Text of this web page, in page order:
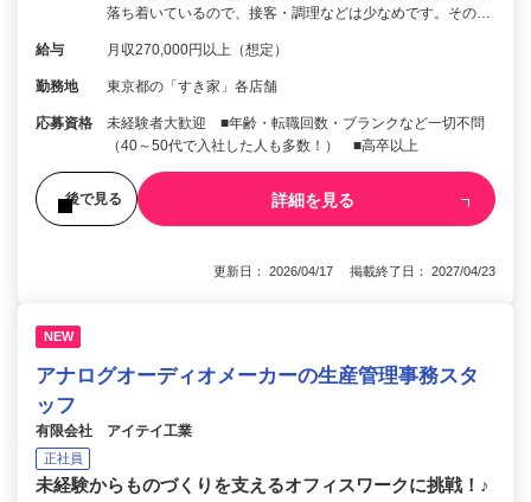
落ち着いているので、接客・調理などは少なめです。その…
給与 月収270,000円以上（想定）
勤務地 東京都の「すき家」各店舗
応募資格
未経験者大歓迎 ■年齢・転職回数・ブランクなど一切不問
（40～50代で入社した人も多数！） ■高卒以上
後で見る 詳細を見る
更新日： 2026/04/17 掲載終了日： 2027/04/23
NEW
アナログオーディオメーカーの生産管理事務スタ
ッフ
有限会社 アイテイ工業
正社員
未経験からものづくりを支えるオフィスワークに挑戦！♪